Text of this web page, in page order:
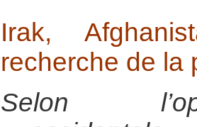
Irak,
recherche de la
Selon